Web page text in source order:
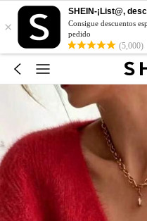
×
SHEIN-¡List@,
Consigue descuentos
pedido
(5,000)